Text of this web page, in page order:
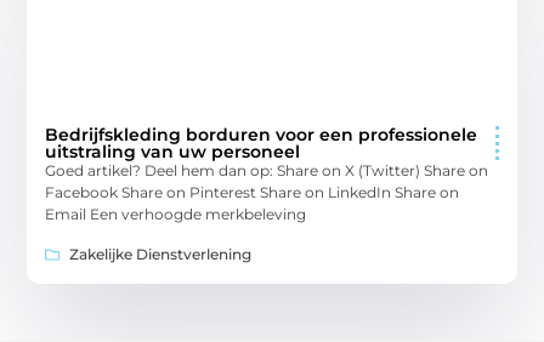
Bedrijfskleding borduren voor een professionele
uitstraling van uw personeel
Goed artikel? Deel hem dan op: Share on X (Twitter) Share on
Facebook Share on Pinterest Share on LinkedIn Share on
Email Een verhoogde merkbeleving
Zakelijke Dienstverlening